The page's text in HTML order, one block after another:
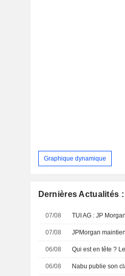
Graphique dynamique
Dernières Actualités :
07/08 TUI AG : JP
07/08
06/08
06/08 Nabu publie son